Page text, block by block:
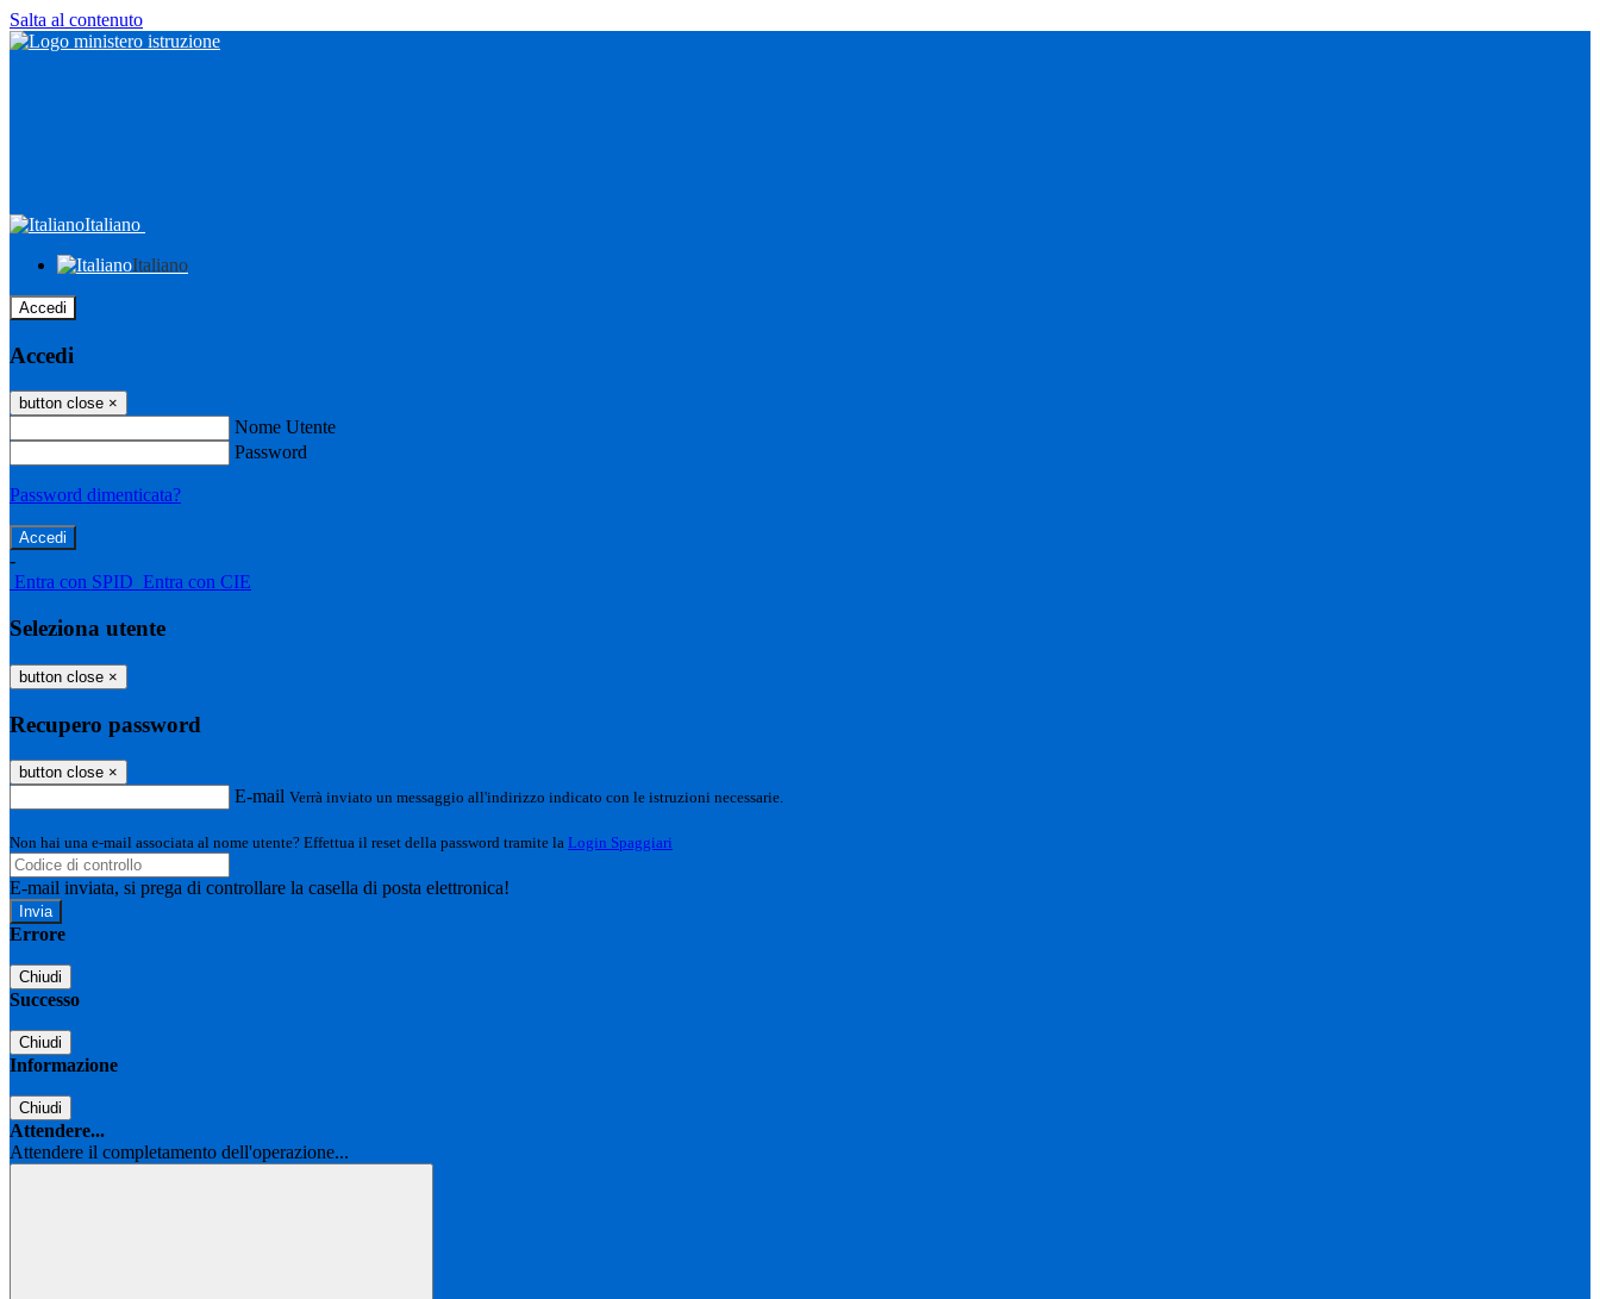
Salta al contenuto
Italiano
Italiano
Accedi
Accedi
button close ×
Nome Utente
Password
Password dimenticata?
-
Entra con SPID Entra con CIE
Seleziona utente
button close ×
Recupero password
button close ×
E-mail Verrà inviato un messaggio all'indirizzo indicato con le istruzioni necessarie.
Non hai una e-mail associata al nome utente? Effettua il reset della password tramite la Login Spaggiari
E-mail inviata, si prega di controllare la casella di posta elettronica!
Errore
Chiudi
Successo
Chiudi
Informazione
Chiudi
Attendere...
Attendere il completamento dell'operazione...